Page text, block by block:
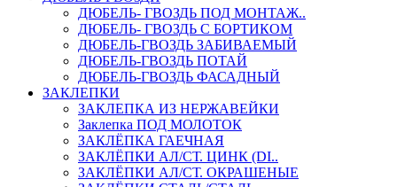
ДЮБЕЛЬ- ГВОЗДЬ ПОД МОНТАЖ..
ДЮБЕЛЬ- ГВОЗДЬ С БОРТИКОМ
ДЮБЕЛЬ-ГВОЗДЬ ЗАБИВАЕМЫЙ
ДЮБЕЛЬ-ГВОЗДЬ ПОТАЙ
ДЮБЕЛЬ-ГВОЗДЬ ФАСАДНЫЙ
ЗАКЛЕПКИ
ЗАКЛЕПКА ИЗ НЕРЖАВЕЙКИ
Заклепка ПОД МОЛОТОК
ЗАКЛЁПКА ГАЕЧНАЯ
ЗАКЛЁПКИ АЛ/СТ. ЦИНК (DI..
ЗАКЛЁПКИ АЛ/СТ. ОКРАШЕНЫЕ